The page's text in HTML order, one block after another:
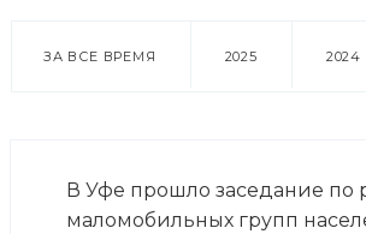
ЗА ВСЕ ВРЕМЯ 2025 2024
В Уфе прошло заседание
маломобильных групп